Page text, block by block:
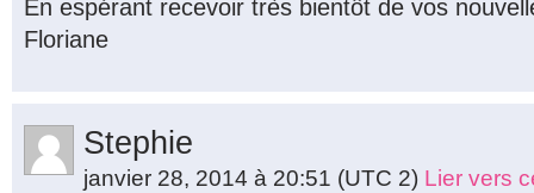
En espérant recevoir très bientôt de vos
Floriane
Stephie
janvier 28, 2014 à 20:51 (UTC 2) Lier vers